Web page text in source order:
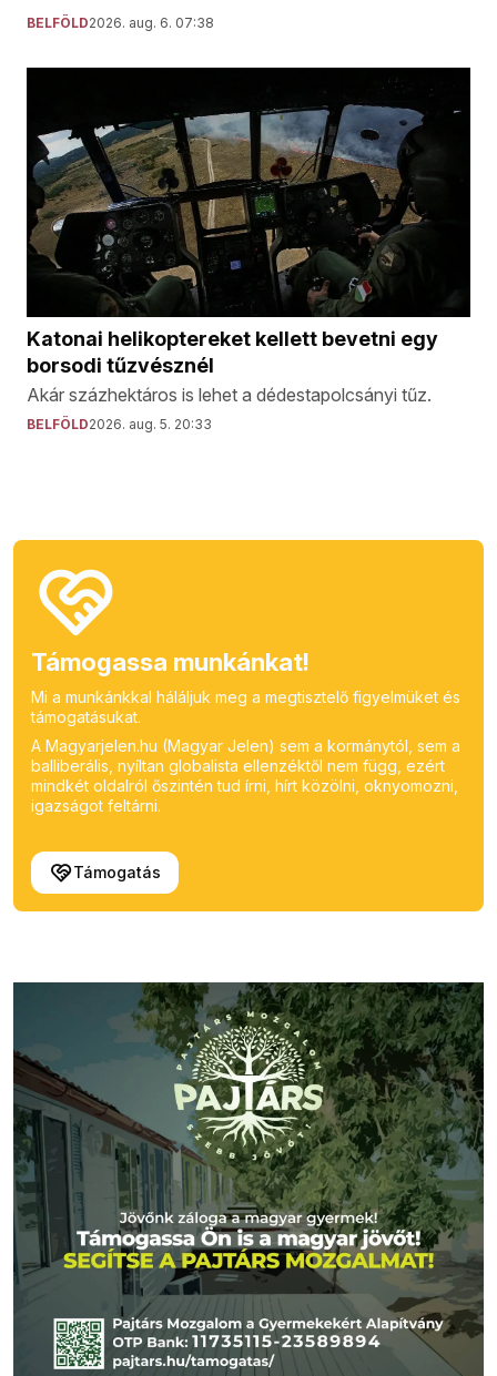
BELFÖLD2026. aug. 6. 07:38
Katonai helikoptereket kellett bevetni egy
borsodi tűzvésznél
Akár százhektáros is lehet a dédestapolcsányi tűz.
BELFÖLD2026. aug. 5. 20:33
Támogassa munkánkat!
Mi a munkánkkal háláljuk meg a megtisztelő figyelmüket és
támogatásukat.
A Magyarjelen.hu (Magyar Jelen) sem a kormánytól, sem a
balliberális, nyíltan globalista ellenzéktől nem függ, ezért
mindkét oldalról őszintén tud írni, hírt közölni, oknyomozni,
igazságot feltárni.
Támogatás